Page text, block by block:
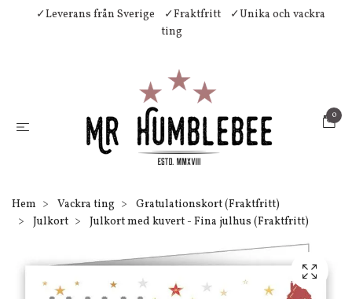
✓Leverans från Sverige ✓Fraktfritt
✓Unika och vackra
ting
0
Hem Vackra ting
Gratulationskort (Fraktfritt)
Julkort
Julkort med kuvert - Fina julhus (Fraktfritt)